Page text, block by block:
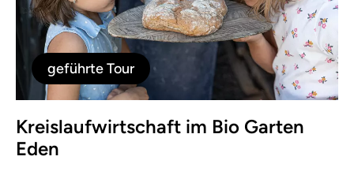
geführte Tour
Kreislaufwirtschaft im Bio Garten
Eden